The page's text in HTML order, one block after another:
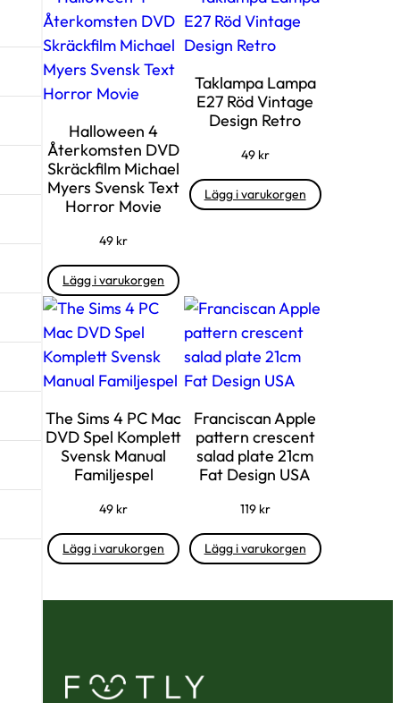
Halloween 4
Återkomsten DVD
Skräckfilm Michael
Myers Svensk Text
Horror Movie
49 kr
Lägg i varukorgen
Taklampa Lampa
E27 Röd Vintage
Design Retro
49 kr
Lägg i varukorgen
The Sims 4 PC Mac
DVD Spel Komplett
Svensk Manual
Familjespel
49 kr
Lägg i varukorgen
Franciscan Apple
pattern crescent
salad plate 21cm
Fat Design USA
119 kr
Lägg i varukorgen